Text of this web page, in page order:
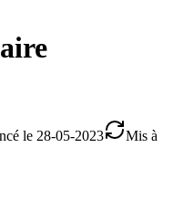
le 28-05-2023
Mis à